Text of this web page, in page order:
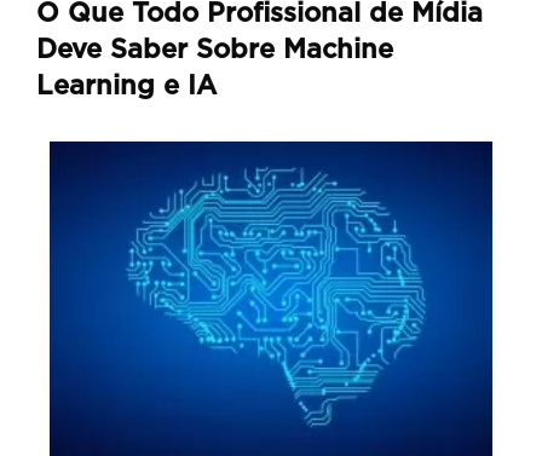
O Que Todo Profissional de Mídia
Deve Saber Sobre Machine
Learning e IA